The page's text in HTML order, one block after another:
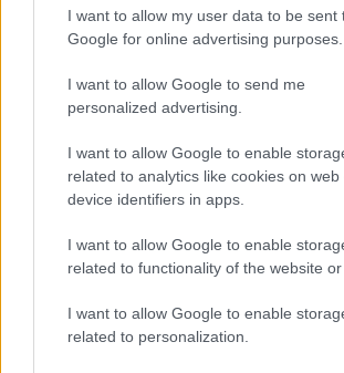
I want to allow my user data to be sent
Google for online advertising purposes.
I want to allow Google to send me
personalized advertising.
I want to allow Google to enable
related to analytics like cookies on web
device identifiers in apps.
I want to allow Google to enable
related to functionality of the website or
I want to allow Google to enable
related to personalization.
COTAÇÕES CRYPTO
Nome